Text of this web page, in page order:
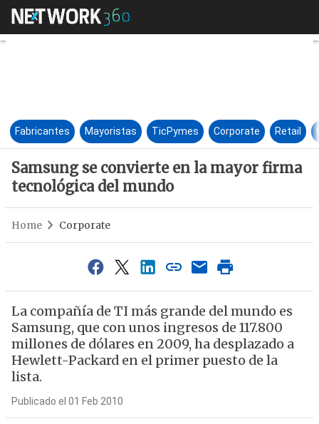
Samsung se convierte en la
Fabricantes Mayoristas TicPymes Corporate Retail
Samsung se convierte en la mayor firma
tecnológica del mundo
Home Corporate
La compañía de TI más grande del mundo es
Samsung, que con unos ingresos de 117.800
millones de dólares en 2009, ha desplazado a
Hewlett-Packard en el primer puesto de la
lista.
Publicado el 01 Feb 2010